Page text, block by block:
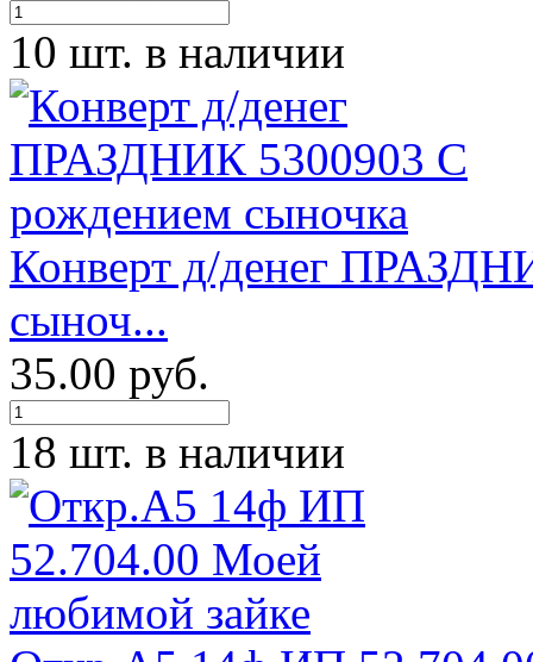
10 шт. в наличии
Конверт д/денег
сыноч...
35.00 руб.
18 шт. в наличии